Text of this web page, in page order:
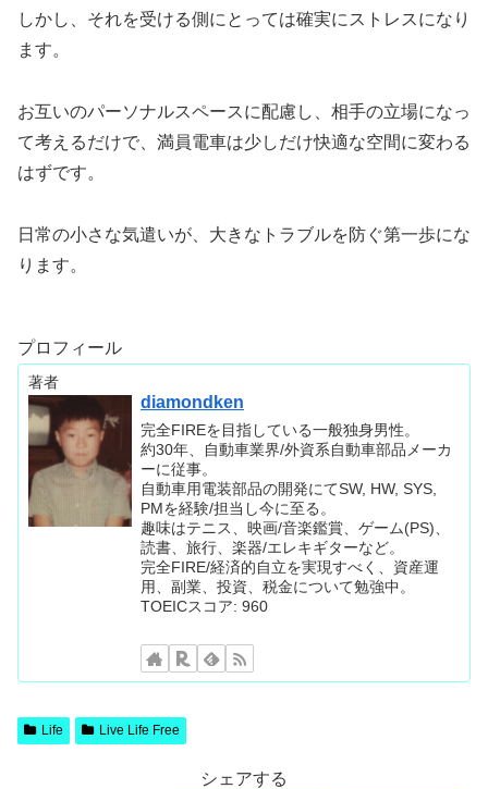
しかし、それを受ける側にとっては確実にストレスになり
ます。
お互いのパーソナルスペースに配慮し、相手の立場になっ
て考えるだけで、満員電車は少しだけ快適な空間に変わる
はずです。
日常の小さな気遣いが、大きなトラブルを防ぐ第一歩にな
ります。
プロフィール
著者
diamondken
完全FIREを目指している一般独身男性。
約30年、自動車業界/外資系自動車部品メーカ
ーに従事。
自動車用電装部品の開発にてSW, HW, SYS,
PMを経験/担当し今に至る。
趣味はテニス、映画/音楽鑑賞、ゲーム(PS)、
読書、旅行、楽器/エレキギターなど。
完全FIRE/経済的自立を実現すべく、資産運
用、副業、投資、税金について勉強中。
TOEICスコア: 960
Life Live Life Free
シェアする